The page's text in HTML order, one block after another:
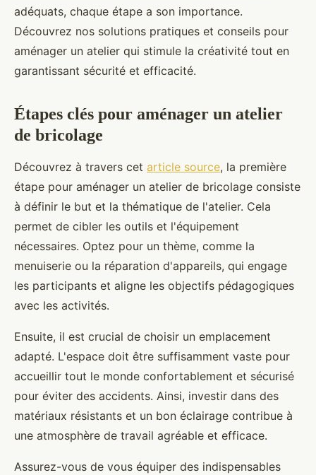
adéquats, chaque étape a son importance.
Découvrez nos solutions pratiques et conseils pour
aménager un atelier qui stimule la créativité tout en
garantissant sécurité et efficacité.
Étapes clés pour aménager un atelier
de bricolage
Découvrez à travers cet article source, la première
étape pour aménager un atelier de bricolage consiste
à définir le but et la thématique de l'atelier. Cela
permet de cibler les outils et l'équipement
nécessaires. Optez pour un thème, comme la
menuiserie ou la réparation d'appareils, qui engage
les participants et aligne les objectifs pédagogiques
avec les activités.
Ensuite, il est crucial de choisir un emplacement
adapté. L'espace doit être suffisamment vaste pour
accueillir tout le monde confortablement et sécurisé
pour éviter des accidents. Ainsi, investir dans des
matériaux résistants et un bon éclairage contribue à
une atmosphère de travail agréable et efficace.
Assurez-vous de vous équiper des indispensables